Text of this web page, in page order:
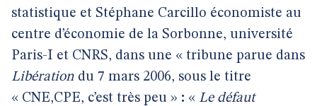
statistique et Stéphane Carcillo économiste au
centre d’économie de la Sorbonne, université
Paris-I et CNRS, dans une « tribune parue dans
Libération du 7 mars 2006, sous le titre
« CNE,CPE, c’est très peu » : « Le défaut